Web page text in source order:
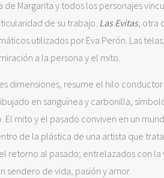
Margarita y todos los personajes
de su trabajo. Las Evitas, otra
utilizados por Eva Perón. Las
a la persona y el mito.
dimensiones, resume el hilo
en sanguínea y carbonilla,
mito y el pasado conviven en un
de la plástica de una artista que
retorno al pasado; entrelazados con
sendero de vida, pasión y amor.